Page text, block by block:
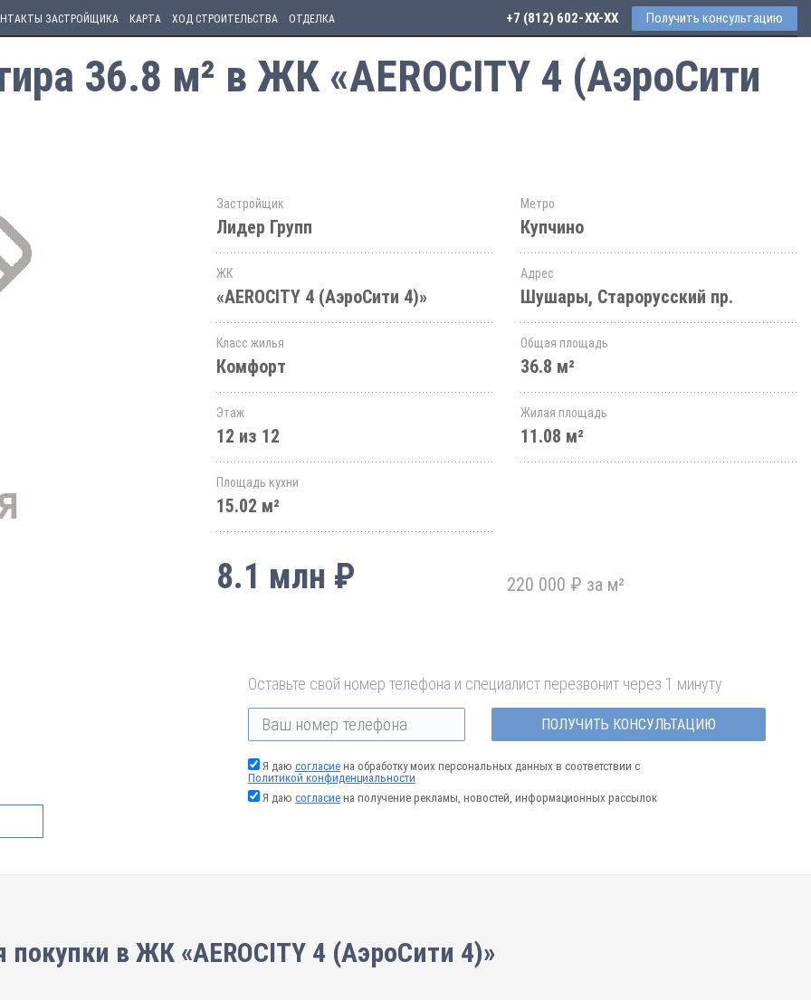
ЗАСТРОЙЩИКА КАРТА ХОД СТРОИТЕЛЬСТВА ОТДЕЛКА +7 (812) 602-44-77 Получить консультацию
36.8 м² в ЖК «AEROCITY 4 (АэроСити
Застройщик
Лидер Групп
Метро
Купчино
ЖК
«AEROCITY 4 (АэроСити 4)»
Адрес
Шушары, Старорусский пр.
Класс жилья
Комфорт
Общая площадь
36.8 м²
Этаж
12 из 12
Жилая площадь
11.08 м²
Площадь кухни
15.02 м²
8.1 млн ₽ 220 000 ₽ за м²
Оставьте свой номер телефона и специалист перезвонит через 1 минуту
ПОЛУЧИТЬ КОНСУЛЬТАЦИЮ
Я даю согласие на обработку моих персональных данных в соответствии с
Политикой конфиденциальности
Я даю согласие на получение рекламы, новостей, информационных рассылок
покупки в ЖК «AEROCITY 4 (АэроСити 4)»